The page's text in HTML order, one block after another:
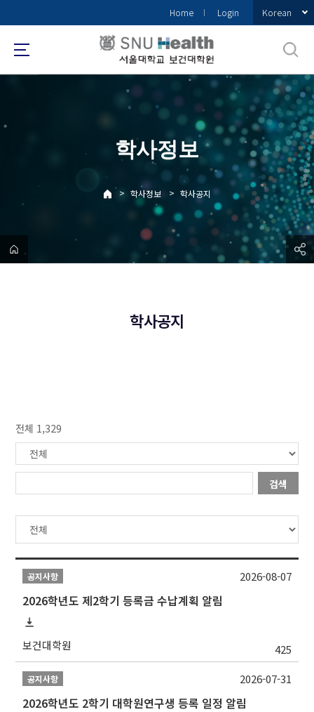
로
메
Home Login Korean
학사정보
> 학사정보 > 학사공지
학사공지
전체 1,329
검색
공지사항
2026학년도 제2학기 등록금 수납계획 알림
보건대학원 425
2026-08-07
공지사항
2026학년도 2학기 대학원연구생 등록 일정 알림
2026-07-31